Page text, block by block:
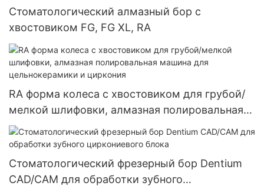
Стоматологический алмазный бор с
хвостовиком FG, FG XL, RA
RA форма колеса с хвостовиком для грубой/
мелкой шлифовки, алмазная полировальная
машина для цельнокерамики и циркония
Стоматологический фрезерный бор Dentium
CAD/CAM для обработки зубного